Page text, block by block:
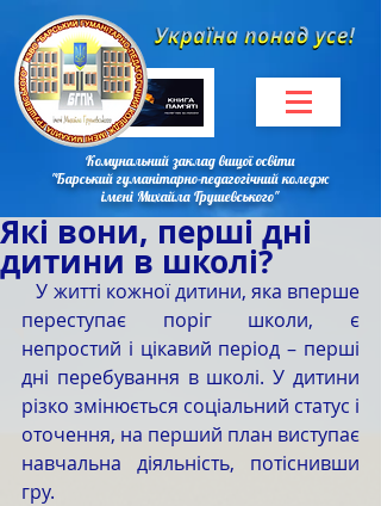
Комунальний заклад вищої освіти
"Барський гуманітарно-педагогічний коледж
імені Михайла Грушевського"
Які вони, перші дні
дитини в школі?
   У житті кожної дитини, яка вперше
переступає поріг школи, є
непростий і цікавий період – перші
дні перебування в школі. У дитини
різко змінюється соціальний статус і
оточення, на перший план виступає
навчальна діяльність, потіснивши
гру.